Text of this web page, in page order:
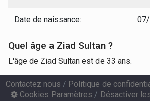
Date de naissance:
Quel âge a Ziad Sultan ?
L'âge de Ziad Sultan est de 33 ans.
Contactez nous / Politique de
Cookies Paramètres / Désactiver